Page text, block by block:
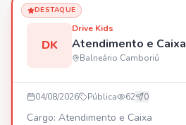
DESTAQUE
DK
Drive Kids
Atendimento e Caixa
Balneário Camboriú
04/08/2026 Pública 62 0
Cargo: Atendimento e Caixa